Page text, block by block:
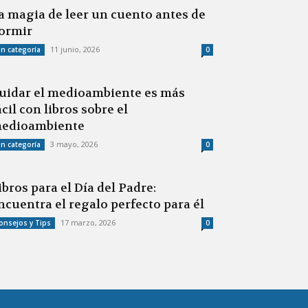
magia de leer un cuento antes de
categoría 11 junio, 2026 0
el medioambiente es más
con libros sobre el
categoría 3 mayo, 2026 0
para el Día del Padre:
el regalo perfecto para él
y Tips 17 marzo, 2026 0